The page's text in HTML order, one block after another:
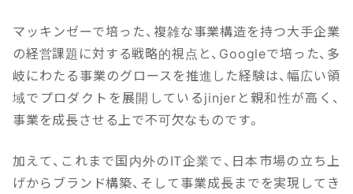
マッキンゼーで培った、複雑な事業構造を持つ大手企業
の経営課題に対する戦略的視点と、Googleで培った、多
岐にわたる事業のグロースを推進した経験は、幅広い領
域でプロダクトを展開しているjinjerと親和性が高く、
事業を成長させる上で不可欠なものです。
加えて、これまで国内外のIT企業で、日本市場の立ち上
げからブランド構築、そして事業成長までを実現してき